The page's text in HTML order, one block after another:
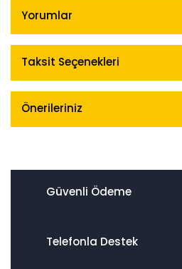
Yorumlar
Taksit Seçenekleri
Önerileriniz
Güvenli Ödeme
Telefonla Destek